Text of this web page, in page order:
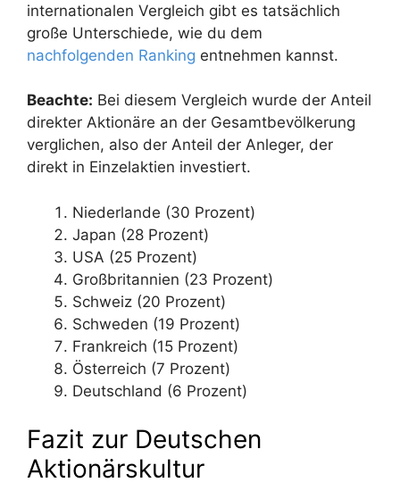
internationalen Vergleich gibt es tatsächlich
große Unterschiede, wie du dem
nachfolgenden Ranking entnehmen kannst.
Beachte: Bei diesem Vergleich wurde der Anteil
direkter Aktionäre an der Gesamtbevölkerung
verglichen, also der Anteil der Anleger, der
direkt in Einzelaktien investiert.
Niederlande (30 Prozent)
Japan (28 Prozent)
USA (25 Prozent)
Großbritannien (23 Prozent)
Schweiz (20 Prozent)
Schweden (19 Prozent)
Frankreich (15 Prozent)
Österreich (7 Prozent)
Deutschland (6 Prozent)
Fazit zur Deutschen
Aktionärskultur